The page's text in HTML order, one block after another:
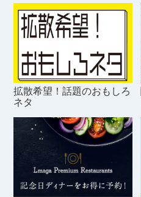
拡散希望！話題のおもしろ
ネタ